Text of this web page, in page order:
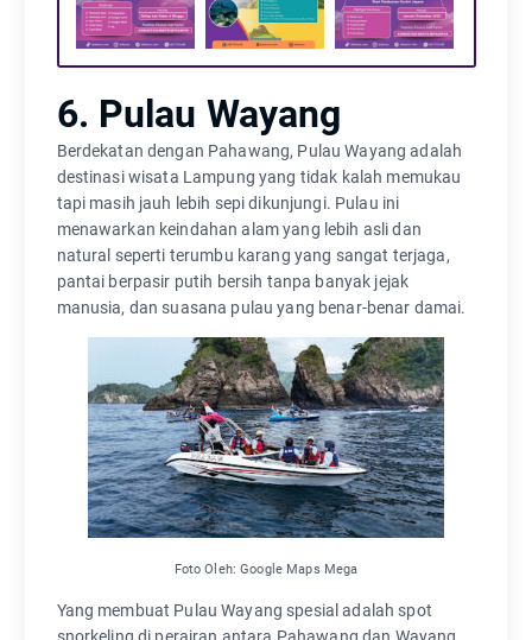
6. Pulau Wayang
Berdekatan dengan Pahawang, Pulau Wayang adalah
destinasi wisata Lampung yang tidak kalah memukau
tapi masih jauh lebih sepi dikunjungi. Pulau ini
menawarkan keindahan alam yang lebih asli dan
natural seperti terumbu karang yang sangat terjaga,
pantai berpasir putih bersih tanpa banyak jejak
manusia, dan suasana pulau yang benar-benar damai.
Foto Oleh: Google Maps Mega
Yang membuat Pulau Wayang spesial adalah spot